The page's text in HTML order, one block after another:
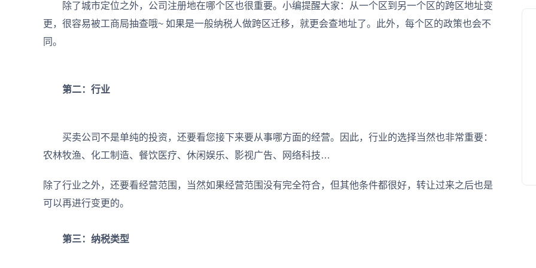
除了城市定位之外，公司注册地在哪个区也很重要。小编提醒大家：从一个区到另一个区的跨区地址变
更，很容易被工商局抽查哦~ 如果是一般纳税人做跨区迁移，就更会查地址了。此外，每个区的政策也会不
同。
第二：行业
买卖公司不是单纯的投资，还要看您接下来要从事哪方面的经营。因此，行业的选择当然也非常重要：
农林牧渔、化工制造、餐饮医疗、休闲娱乐、影视广告、网络科技…
除了行业之外，还要看经营范围，当然如果经营范围没有完全符合，但其他条件都很好，转让过来之后也是
可以再进行变更的。
第三：纳税类型